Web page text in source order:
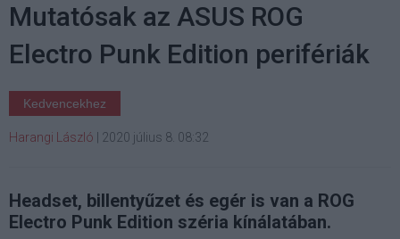
Mutatósak az ASUS ROG
Electro Punk Edition perifériák
Kedvencekhez
Harangi László 2020 július 8. 08:32
Headset, billentyűzet és egér is van a ROG
Electro Punk Edition széria kínálatában.